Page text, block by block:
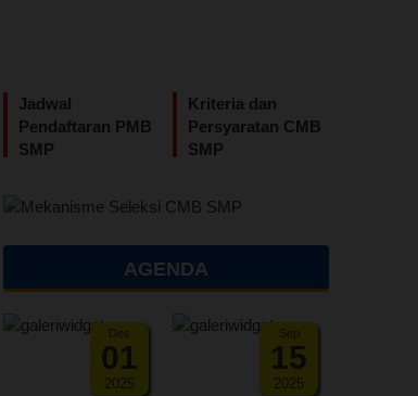
Jadwal
Pendaftaran PMB
SMP
Kriteria dan
Persyaratan CMB
SMP
AGENDA
Des
01
2025
Sep
15
2025